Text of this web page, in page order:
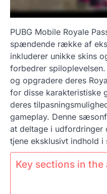
PUBG Mobile Royale
spændende række af
inkluderer unikke skins
forbedrer
og opgradere deres
for disse karakteristiske
deres
gameplay. Denne
at deltage i
tjene eksklusivt indhold i
Key sections in the